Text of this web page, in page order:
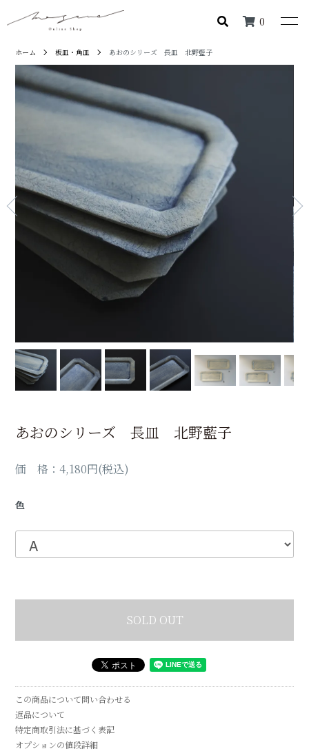
0
ホーム 板皿・角皿 あおのシリーズ 長皿 北野藍子
あおのシリーズ 長皿 北野藍子
価 格：4,180円(税込)
色
SOLD OUT
この商品について問い合わせる
返品について
特定商取引法に基づく表記
オプションの値段詳細